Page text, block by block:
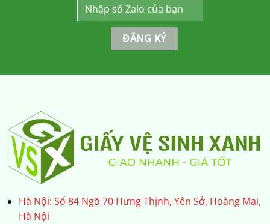
Hà Nội: Số 84 Ngõ 70 Hưng Thịnh, Yên Sở, Hoàng Mai,
Hà Nội